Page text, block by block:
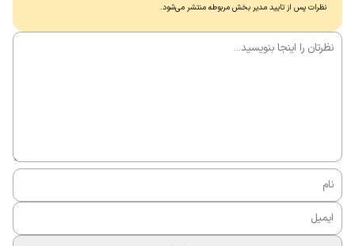
نظرات پس از تایید مدیر بخش مربوطه منتشر می‌شود.